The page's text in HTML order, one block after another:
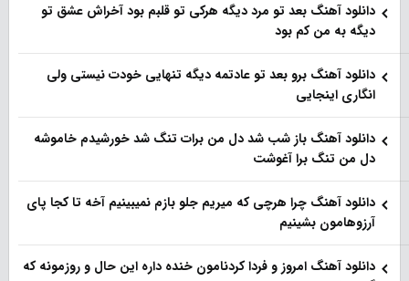
دانلود آهنگ بعد تو مرد دیگه هرکی تو قلبم بود آخراش عشق تو
دیگه به من کم بود
دانلود آهنگ برو بعد تو عادتمه دیگه تنهایی خودت نیستی ولی
انگاری اینجایی
دانلود آهنگ باز شب شد دل من برات تنگ شد خورشیدم خاموشه
دل من تنگ برا آغوشت
دانلود آهنگ چرا هرچی که میریم جلو بازم نمیبینیم آخه تا کجا پای
آرزوهامون بشینیم
دانلود آهنگ امروز و فردا کردنامون خنده داره این حال و روزمونه که